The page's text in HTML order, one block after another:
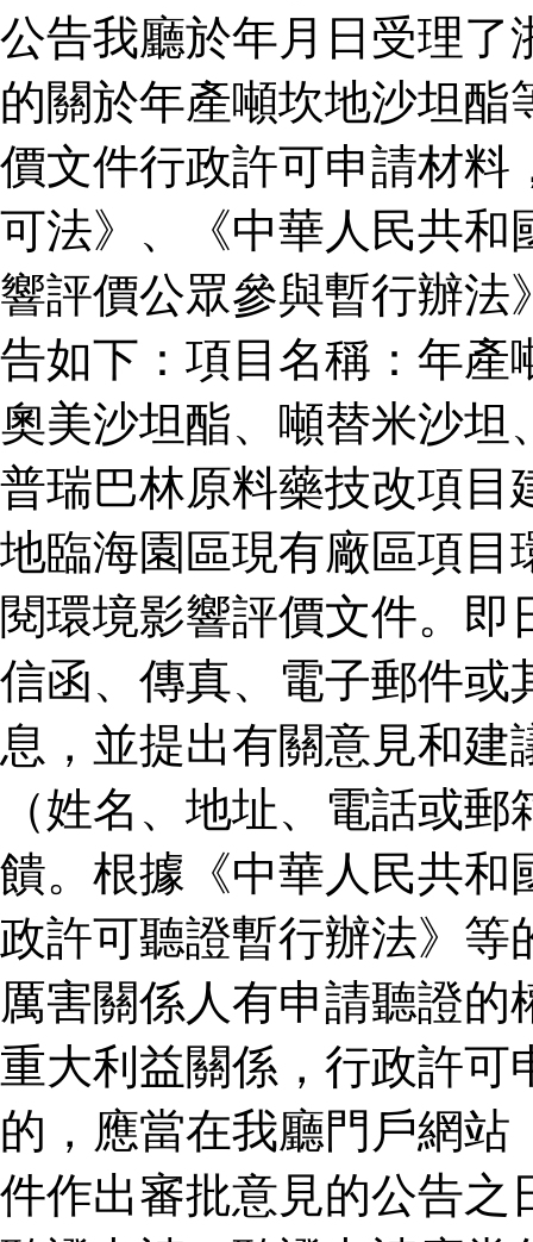
公告我廳於年月日受理了
的關於年產噸坎地沙坦
價文件行政許可申請材料
可法》、《中華人民共和
響評價公眾參與暫行辦法
告如下：項目名稱：年產
奧美沙坦酯、噸替米沙坦
普瑞巴林原料藥技改項目
地臨海園區現有廠區項目
閱環境影響評價文件。
信函、傳真、電子郵件或
息，並提出有關意見和
（姓名、地址、電話或
饋。根據《中華人民共和
政許可聽證暫行辦法》等
厲害關係人有申請聽證
重大利益關係，行政許可
的，應當在我廳門戶網
件作出審批意見的公告之